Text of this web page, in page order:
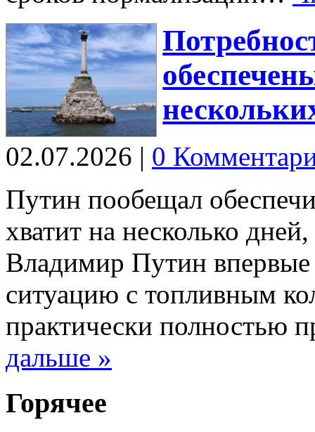
02.07.2026 | 0
Путин пообещал
хватит на несколько
Владимир Путин
ситуацию с топливным
практически полностью
дальше »
Горячее